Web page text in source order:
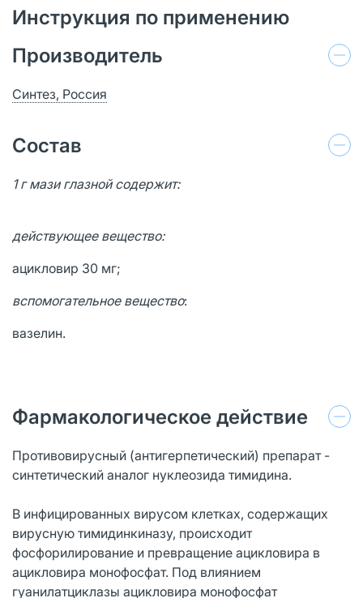
Инструкция по применению
Производитель
Синтез, Россия
Состав
1 г мази глазной содержит:
действующее вещество:
ацикловир 30 мг;
вспомогательное вещество:
вазелин.
Фармакологическое действие
Противовирусный (антигерпетический) препарат -
синтетический аналог нуклеозида тимидина.
В инфицированных вирусом клетках, содержащих
вирусную тимидинкиназу, происходит
фосфорилирование и превращение ацикловира в
ацикловира монофосфат. Под влиянием
гуанилатциклазы ацикловира монофосфат